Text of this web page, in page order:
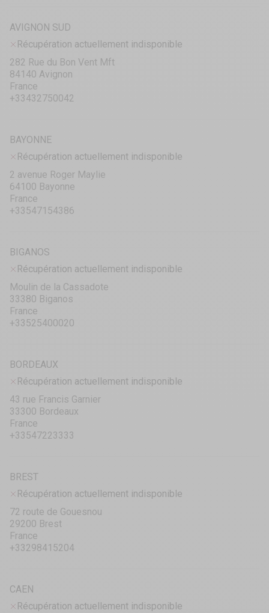
AVIGNON SUD
Récupération actuellement indisponible
282 Rue du Bon Vent Mft
84140 Avignon
France
+33432750042
BAYONNE
Récupération actuellement indisponible
2 avenue Roger Maylie
64100 Bayonne
France
+33547154386
BIGANOS
Récupération actuellement indisponible
Moulin de la Cassadote
33380 Biganos
France
+33525400020
BORDEAUX
Récupération actuellement indisponible
43 rue Francis Garnier
33300 Bordeaux
France
+33547223333
BREST
Récupération actuellement indisponible
72 route de Gouesnou
29200 Brest
France
+33298415204
CAEN
Récupération actuellement indisponible